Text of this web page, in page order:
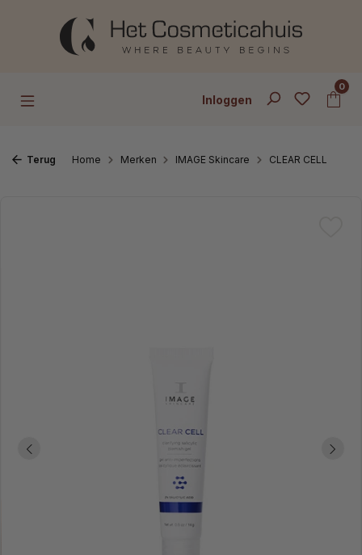
Ga naar de hoofdinhoud
Inloggen
0
Terug Home Merken IMAGE Skincare CLEAR CELL